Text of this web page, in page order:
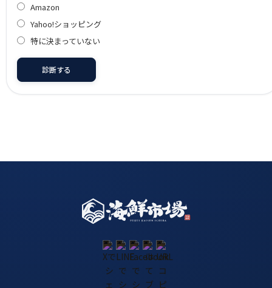
Amazon
Yahoo!ショッピング
特に決まっていない
診断する